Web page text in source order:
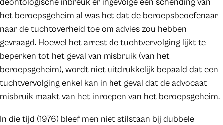
deontologische inbreuk er ingevolge een schending van
het beroepsgeheim al was het dat de beroepsbeoefenaar
naar de tuchtoverheid toe om advies zou hebben
gevraagd. Hoewel het arrest de tuchtvervolging lijkt te
beperken tot het geval van misbruik (van het
beroepsgeheim), wordt niet uitdrukkelijk bepaald dat een
tuchtvervolging enkel kan in het geval dat de advocaat
misbruik maakt van het inroepen van het beroepsgeheim.
In die tijd (1976) bleef men niet stilstaan bij dubbele